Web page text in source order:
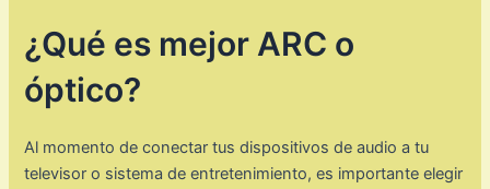
¿Qué es mejor ARC o
óptico?
Al momento de conectar tus dispositivos de audio a tu
televisor o sistema de entretenimiento, es importante elegir